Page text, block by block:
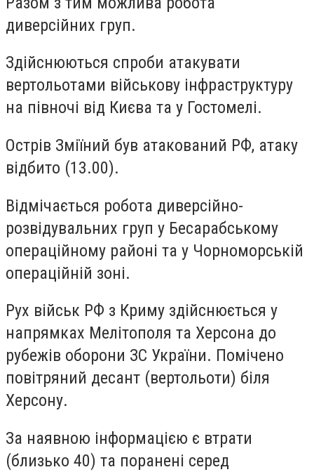
диверсійних груп.
Здійснюються спроби атакувати
вертольотами військову інфраструктуру
на півночі від Києва та у Гостомелі.
Острів Зміїний був атакований РФ, атаку
відбито (13.00).
Відмічається робота диверсійно-
розвідувальних груп у Бесарабському
операційному районі та у Чорноморській
операційній зоні.
Рух військ РФ з Криму здійснюється у
напрямках Мелітополя та Херсона до
рубежів оборони ЗС України. Помічено
повітряний десант (вертольоти) біля
Херсону.
За наявною інформацією є втрати
(близько 40) та поранені серед